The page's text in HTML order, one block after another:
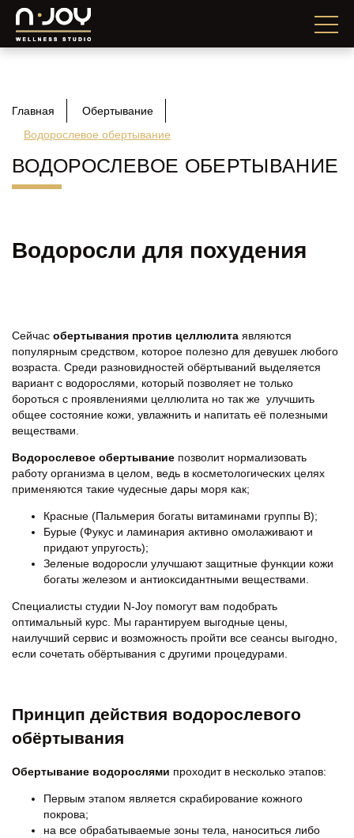
Главная
Обертывание
Водорослевое обертывание
ВОДОРОСЛЕВОЕ ОБЕРТЫВАНИЕ
Водоросли для похудения
Сейчас обертывания против целлюлита являются
популярным средством, которое полезно для девушек любого
возраста. Среди разновидностей обёртываний выделяется
вариант с водорослями, который позволяет не только
бороться с проявлениями целлюлита но так же улучшить
общее состояние кожи, увлажнить и напитать её полезными
веществами.
Водорослевое обертывание позволит нормализовать
работу организма в целом, ведь в косметологических целях
применяются такие чудесные дары моря как;
Красные (Пальмерия богаты витаминами группы В);
Бурые (Фукус и ламинария активно омолаживают и
придают упругость);
Зеленые водоросли улучшают защитные функции кожи
богаты железом и антиоксидантными веществами.
Специалисты студии N-Joy помогут вам подобрать
оптимальный курс. Мы гарантируем выгодные цены,
наилучший сервис и возможность пройти все сеансы выгодно,
если сочетать обёртывания с другими процедурами.
Принцип действия водорослевого
обёртывания
Обертывание водорослями проходит в несколько этапов:
Первым этапом является скрабирование кожного
покрова;
на все обрабатываемые зоны тела, наноситься либо